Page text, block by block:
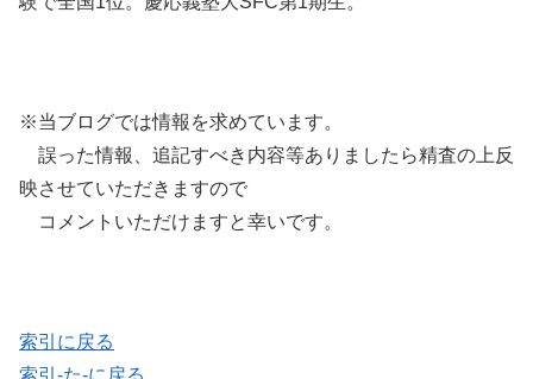
※当ブログでは情報を求めています。
誤った情報、追記すべき内容等ありましたら精査の上反
映させていただきますので
コメントいただけますと幸いです。
索引に戻る
索引-た-に戻る